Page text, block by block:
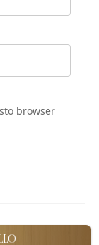
browser